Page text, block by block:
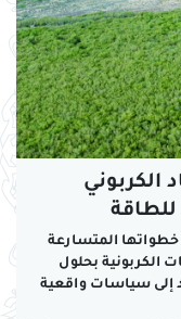
الكربوني
المتسارعة
الكربونية بحلول
إلى سياسات واقعية
المتجددة